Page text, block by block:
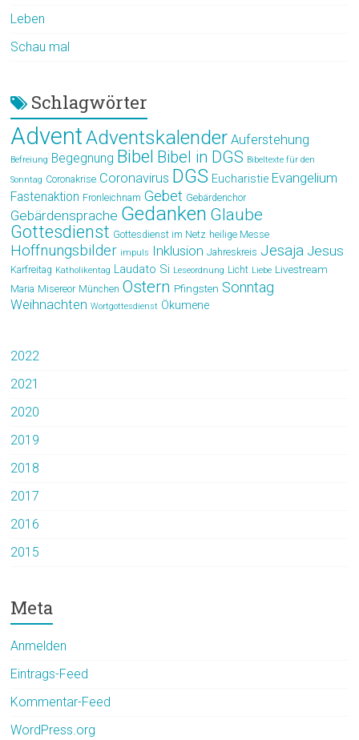
Leben
Schau mal
Schlagwörter
AdventAdventskalender Auferstehung
Befreiung Begegnung Bibel Bibel in DGS Bibeltexte für den
Sonntag Coronakrise Coronavirus DGS Eucharistie Evangelium
Fastenaktion Fronleichnam Gebet Gebärdenchor
Gebärdensprache Gedanken Glaube
Gottesdienst Gottesdienst im Netz heilige Messe
Hoffnungsbilder impuls Inklusion Jahreskreis Jesaja Jesus
Karfreitag Katholikentag Laudato Si Leseordnung Licht Liebe Livestream
Maria Misereor München Ostern Pfingsten Sonntag
Weihnachten Wortgottesdienst Ökumene
2022
2021
2020
2019
2018
2017
2016
2015
Meta
Anmelden
Eintrags-Feed
Kommentar-Feed
WordPress.org